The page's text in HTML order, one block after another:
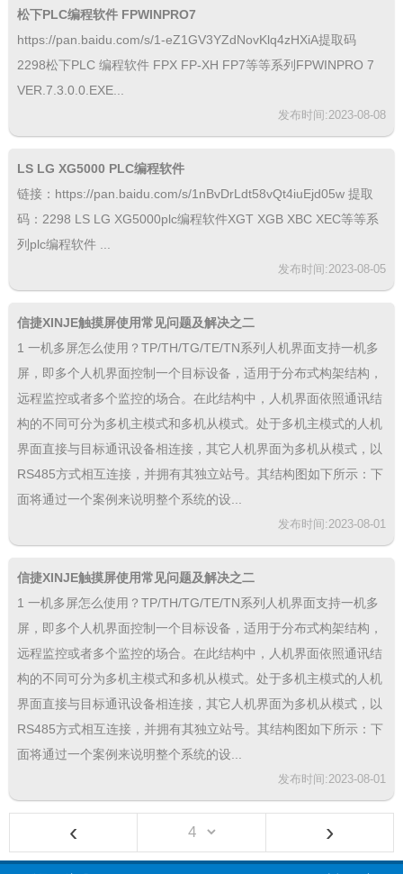
松下PLC编程软件 FPWINPRO7
https://pan.baidu.com/s/1-eZ1GV3YZdNovKlq4zHXiA提取码
2298松下PLC 编程软件 FPX FP-XH FP7等等系列FPWINPRO 7
VER.7.3.0.0.EXE...
发布时间:2023-08-08
LS LG XG5000 PLC编程软件
链接：https://pan.baidu.com/s/1nBvDrLdt58vQt4iuEjd05w 提取
码：2298 LS LG XG5000plc编程软件XGT XGB XBC XEC等等系
列plc编程软件 ...
发布时间:2023-08-05
信捷XINJE触摸屏使用常见问题及解决之二
1 一机多屏怎么使用？TP/TH/TG/TE/TN系列人机界面支持一机多
屏，即多个人机界面控制一个目标设备，适用于分布式构架结构，
远程监控或者多个监控的场合。在此结构中，人机界面依照通讯结
构的不同可分为多机主模式和多机从模式。处于多机主模式的人机
界面直接与目标通讯设备相连接，其它人机界面为多机从模式，以
RS485方式相互连接，并拥有其独立站号。其结构图如下所示：下
面将通过一个案例来说明整个系统的设...
发布时间:2023-08-01
信捷XINJE触摸屏使用常见问题及解决之二
1 一机多屏怎么使用？TP/TH/TG/TE/TN系列人机界面支持一机多
屏，即多个人机界面控制一个目标设备，适用于分布式构架结构，
远程监控或者多个监控的场合。在此结构中，人机界面依照通讯结
构的不同可分为多机主模式和多机从模式。处于多机主模式的人机
界面直接与目标通讯设备相连接，其它人机界面为多机从模式，以
RS485方式相互连接，并拥有其独立站号。其结构图如下所示：下
面将通过一个案例来说明整个系统的设...
发布时间:2023-08-01
‹ ›